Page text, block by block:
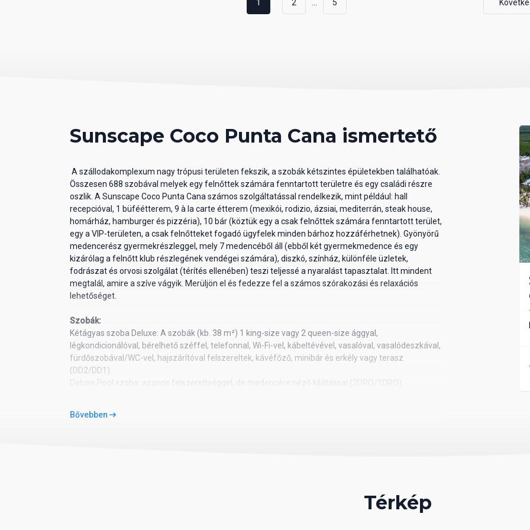
1 2 5
Sunscape Coco Punta Cana ismertető
A szállodakomplexum nagy trópusi területen fekszik, a szobák kétszintes épületekben találhatóak.
Összesen 688 szobával melyek egy felnőttek számára fenntartott területre és egy családi részre
oszlik. A Sunscape Coco Punta Cana számos szolgáltatással rendelkezik, mint például: hall
recepcióval, 1 büféétterem, 9 à la carte étterem (mexikói, rodizio, ázsiai, mediterrán, steak house,
homárház, hamburger és pizzéria), 10 bár (köztük egy a csak felnőttek számára fenntartott terület,
egy a VIP-területen, a csak felnőtteket fogadó ügyfelek minden bárhoz hozzáférhetnek). Gyönyörű
medencerész gyermekrészleggel, mely 7 medencéből áll (ebből két gyermekmedence és egy
kizárólag a felnőtt klub részlegének vendégei számára), diszkó, színház, különféle üzletek,
fodrászat és orvosi szolgálat (térítés ellenében) teszi teljessé a nyaralást tapasztalat. Itt mindent
megtalál, amire a szíve vágyik. Merüljön el és fedezze fel a számos szórakozási és relaxációs
lehetőséget.
Szobák:
Kétágyas szoba Deluxe: A szobák (kb. 38 m²) 1 king-size vagy 2 queen-size ággyal,
légkondicionálóval, bérelhető széffel, telefonnal, Wi-Fi-vel, kábeltévével, vasalóval, vasalódeszkával,
fürdőszobával/WC-vel, hajszárítóval felszereltek, kávéfőző, minibár és erkély vagy terasz
(DD2/DD1).
Deluxe Pool szoba: azonos felszereltséggel, de medencére néző kilátással (2DRO/1DRO).
Sun Club junior lakosztály trópusi kilátással: ugyanazokkal a kényelmi felszerelésekkel, kertre néző
társalgó, bővített minibár (naponta frissül), felminősített fürdőszobai piperecikkek, ingyenes Wi-Fi a
Sun Club társalgóban, kontinentális reggeli, ingyenes újság a szobában (angol vagy spanyol nyelven)
Bővebben
Térkép